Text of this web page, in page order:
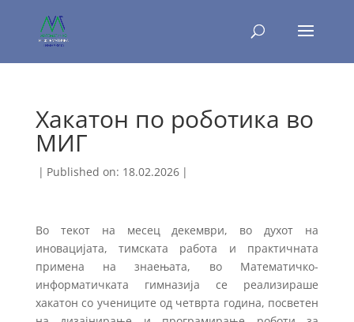
Хакатон по роботика во
МИГ
| Published on: 18.02.2026 |
Во текот на месец декември, во духот на
иновацијата, тимската работа и практичната
примена на знаењата, во Математичко-
информатичката гимназија се реализираше
хакатон со учениците од четврта година, посветен